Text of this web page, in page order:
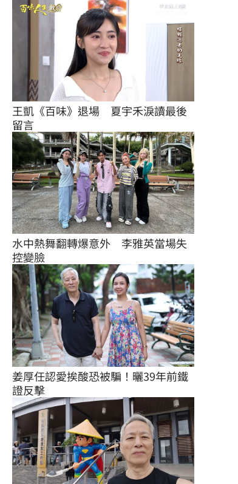
王凱《百味》退場　夏宇禾淚讀最後
留言
水中熱舞翻轉爆意外　李雅英當場失
控變臉
姜厚任認愛挨酸恐被騙！曬39年前鐵
證反擊